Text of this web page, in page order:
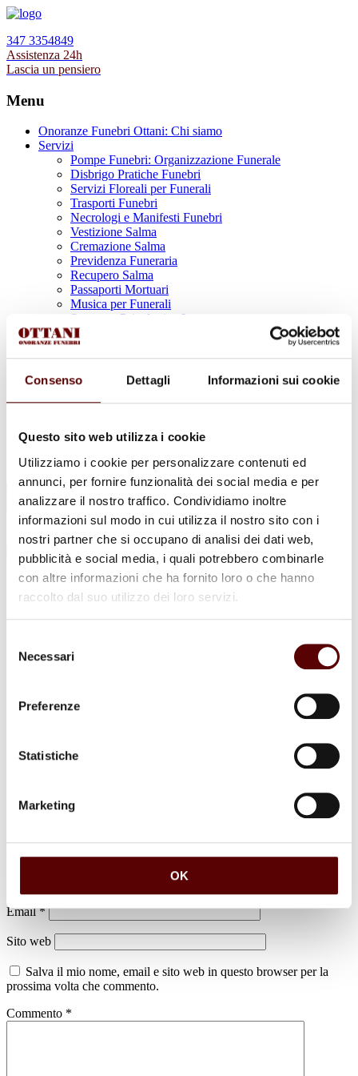
Consenso Dettagli Informazioni sui cookie
Questo sito web utilizza i cookie
Utilizziamo i cookie per personalizzare contenuti ed
annunci, per fornire funzionalità dei social media e per
analizzare il nostro traffico. Condividiamo inoltre
informazioni sul modo in cui utilizza il nostro sito con i
nostri partner che si occupano di analisi dei dati web,
pubblicità e social media, i quali potrebbero combinarle
con altre informazioni che ha fornito loro o che hanno
raccolto dal suo utilizzo dei loro servizi.
delNecessari
Preferenze
Statistiche
Marketing
OK
347 3354849
Assistenza 24h
Lascia un pensiero
Menu
Onoranze Funebri Ottani: Chi siamo
Servizi
Pompe Funebri: Organizzazione Funerale
Disbrigo Pratiche Funebri
Servizi Floreali per Funerali
Trasporti Funebri
Necrologi e Manifesti Funebri
Vestizione Salma
Cremazione Salma
Previdenza Funeraria
Recupero Salma
Passaporti Mortuari
Musica per Funerali
Supporto Psicologico Lutto
Prodotti Funerari
Lapidi, Lastre tombali e Monumenti Funerari
Urne Cinerarie
Allestimento Funebre
In caso di decesso
News
Info e Contatti
Cerca
per:
GIOVANNI CANGIANO
15 Maggio 1980 - 9 Marzo 2024
Condividi
Lascia un commento
Il tuo indirizzo email non sarà pubblicato. I campi obbligatori sono
contrassegnati*
Email*
Sito web
Salva il mio nome, email e sito web in questo browser per la
prossima volta che commento.
Commento *